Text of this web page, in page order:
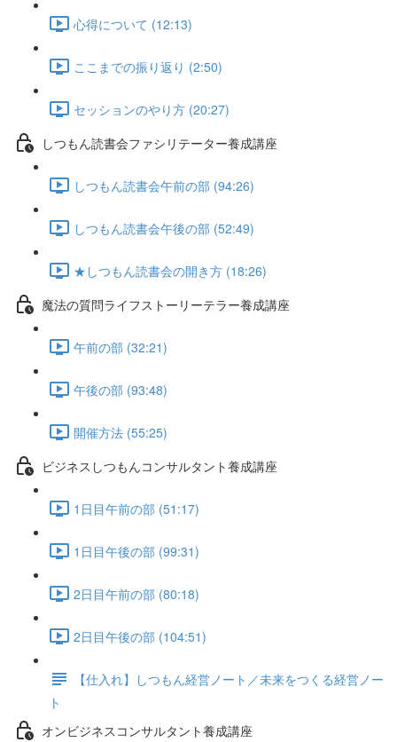
心得について (12:13)
ここまでの振り返り (2:50)
セッションのやり方 (20:27)
しつもん読書会ファシリテーター養成講座
しつもん読書会午前の部 (94:26)
しつもん読書会午後の部 (52:49)
★しつもん読書会の開き方 (18:26)
魔法の質問ライフストーリーテラー養成講座
午前の部 (32:21)
午後の部 (93:48)
開催方法 (55:25)
ビジネスしつもんコンサルタント養成講座
1日目午前の部 (51:17)
1日目午後の部 (99:31)
2日目午前の部 (80:18)
2日目午後の部 (104:51)
【仕入れ】しつもん経営ノート／未来をつくる経営ノー
ト
オンビジネスコンサルタント養成講座